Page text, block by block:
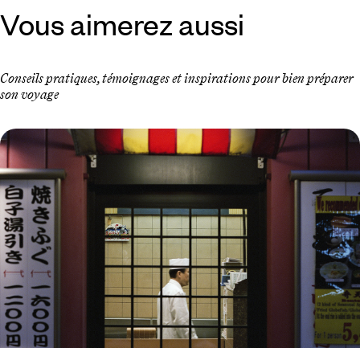
Vous aimerez aussi
Conseils pratiques, témoignages et inspirations pour bien préparer
son voyage